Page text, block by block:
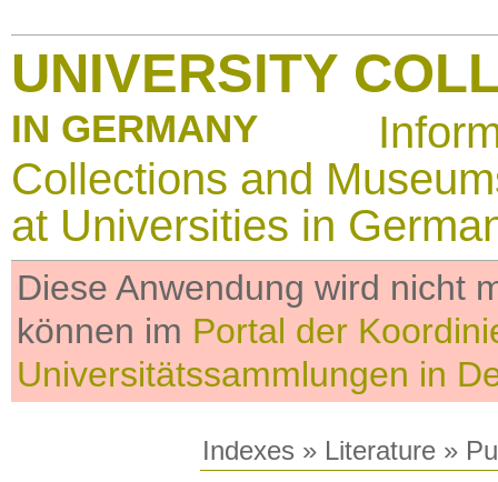
UNIVERSITY
IN GERMANY
Collections and
at Universities in
Diese Anwendung wird nicht
können im Portal der
Universitätssammlungen in
Indexes » Literature »